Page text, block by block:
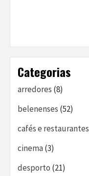
Categorias
arredores (8)
belenenses (52)
cafés e restaurantes
cinema(3)
desporto (21)